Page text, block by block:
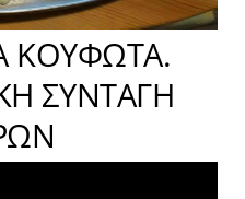
ΚΟΥΦΩΤΑ.
ΣΥΝΤΑΓΗ